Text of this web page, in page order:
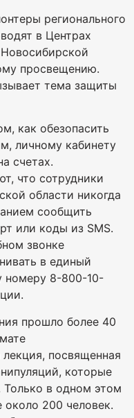
регионального
в Центрах
просвещению.
тема защиты
как обезопасить
личному кабинету
счетах.
что сотрудники
области никогда
сообщить
или коды из SMS.
звонке
в единый
номеру 8-800-10-
прошло более 40
посвященная
которые
в одном этом
около 200 человек.